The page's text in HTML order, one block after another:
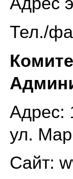
Тел./
Адрес:
ул.
Сайт: